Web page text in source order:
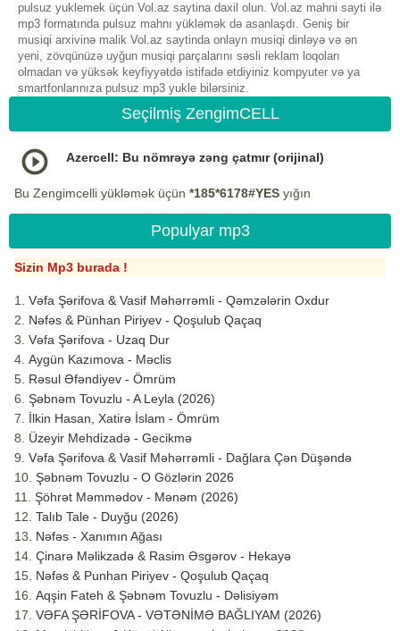
pulsuz yuklemek üçün Vol.az saytina daxil olun. Vol.az mahni sayti ilə
mp3 formatında pulsuz mahnı yükləmək də asanlaşdı. Geniş bir
musiqi arxivinə malik Vol.az saytinda onlayn musiqi dinləyə və ən
yeni, zövqünüzə uyğun musiqi parçalarını səsli reklam loqoları
olmadan və yüksək keyfiyyətdə istifadə etdiyiniz kompyuter və ya
smartfonlarınıza pulsuz mp3 yukle bilərsiniz.
Seçilmiş ZengimCELL
Azercell: Bu nömrəyə zəng çatmır (orijinal)
Bu Zengimcelli yükləmək üçün *185*6178#YES yığın
Populyar mp3
Sizin Mp3 burada !
Vəfa Şərifova & Vasif Məhərrəmli - Qəmzələrin Oxdur
Nəfəs & Pünhan Piriyev - Qoşulub Qaçaq
Vəfa Şərifova - Uzaq Dur
Aygün Kazımova - Məclis
Rəsul Əfəndiyev - Ömrüm
Şəbnəm Tovuzlu - A Leyla (2026)
İlkin Hasan, Xatirə İslam - Ömrüm
Üzeyir Mehdizadə - Gecikmə
Vəfa Şərifova & Vasif Məhərrəmli - Dağlara Çən Düşəndə
Şəbnəm Tovuzlu - O Gözlərin 2026
Şöhrət Məmmədov - Mənəm (2026)
Talıb Tale - Duyğu (2026)
Nəfəs - Xanımın Ağası
Çinarə Məlikzadə & Rasim Əsgərov - Hekayə
Nəfəs & Punhan Piriyev - Qoşulub Qaçaq
Aqşin Fateh & Şəbnəm Tovuzlu - Dəlisiyəm
VƏFA ŞƏRİFOVA - VƏTƏNİMƏ BAĞLIYAM (2026)